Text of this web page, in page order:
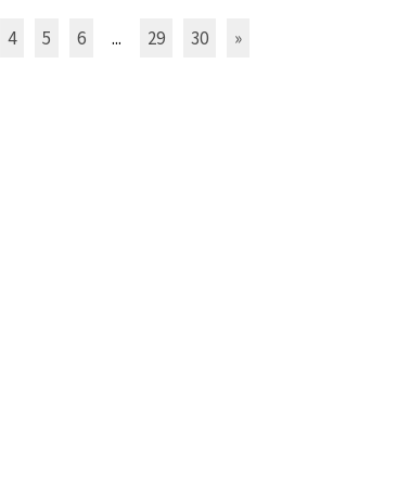
4 5 6 ... 29 30 »